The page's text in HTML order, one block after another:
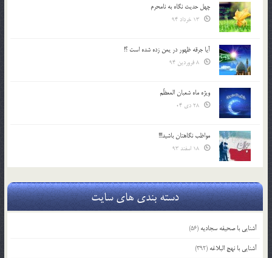
چهل حدیث نگاه به نامحرم
آیا جرقه ظهور در یمن زده شده است ؟!
ویژه ماه شعبان المعظّم
مواظب نگاهتان باشید!!!
دسته بندی های سایت
آشنایی با صحیفه سجادیه (56)
آشنایی با نهج البلاغه (392)